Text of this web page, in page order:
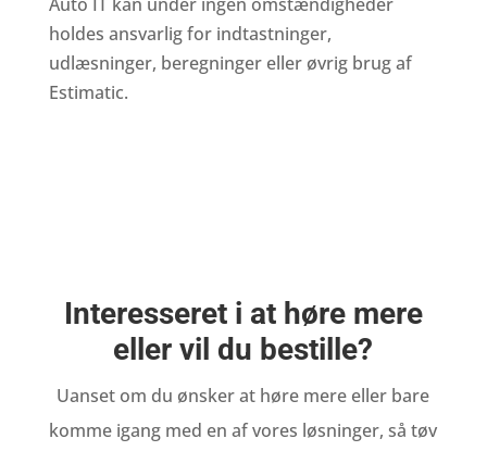
holdes ansvarlig for indtastninger,
udlæsninger, beregninger eller øvrig brug af
Estimatic.
Interesseret i at høre mere
eller vil du bestille?
Uanset om du ønsker at høre mere eller bare
komme igang med en af vores løsninger, så tøv